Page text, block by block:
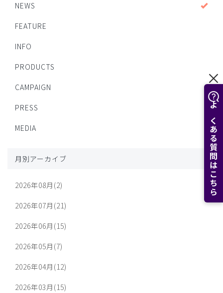
よくある質問はこちら
NEWS
FEATURE
INFO
PRODUCTS
CAMPAIGN
PRESS
MEDIA
月別アーカイブ
2026年08月(2)
2026年07月(21)
2026年06月(15)
2026年05月(7)
2026年04月(12)
2026年03月(15)